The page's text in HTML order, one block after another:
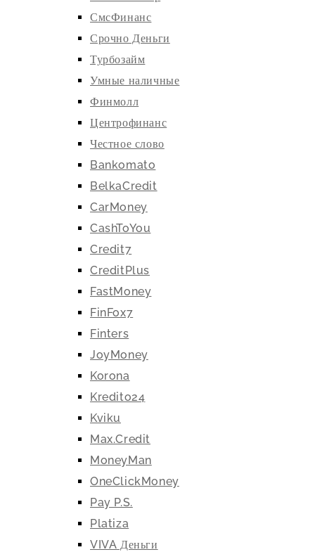
СмсФинанс
Срочно Деньги
Турбозайм
Умные наличные
Финмолл
Центрофинанс
Честное слово
Bankomato
BelkaCredit
CarMoney
CashToYou
Credit7
CreditPlus
FastMoney
FinFox7
Finters
JoyMoney
Korona
Kredito24
Kviku
Max.Credit
MoneyMan
OneClickMoney
Pay P.S.
Platiza
VIVA Деньги